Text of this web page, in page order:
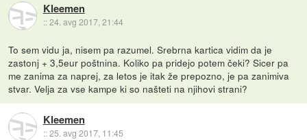
Kleemen
::24. avg 2017, 21:44
To sem vidu ja, nisem pa razumel. Srebrna kartica vidim da je
zastonj + 3,5eur poštnina. Koliko pa pridejo potem čeki? Sicer pa
me zanima za naprej, za letos je itak že prepozno, je pa zanimiva
stvar. Velja za vse kampe ki so našteti na njihovi strani?
Kleemen
::25. avg 2017, 11:45